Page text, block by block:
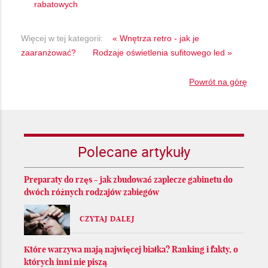
rabatowych
Więcej w tej kategorii:
« Wnętrza retro - jak je
zaaranżować?
Rodzaje oświetlenia sufitowego led »
Powrót na górę
Polecane artykuły
Preparaty do rzęs - jak zbudować zaplecze gabinetu do
dwóch różnych rodzajów zabiegów
CZYTAJ DALEJ
Które warzywa mają najwięcej białka? Ranking i fakty, o
których inni nie piszą